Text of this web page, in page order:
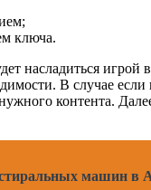
ключа.
насладиться игрой
В случае
контента.
машин в